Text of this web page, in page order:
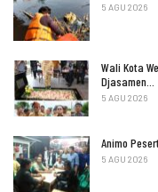
5 AGU 2026
Wali Kota
Djasamen…
5 AGU 2026
Animo
5 AGU 2026